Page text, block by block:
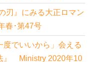
刃』にみる大正ロマン
春･第47号
でいいから」会える
』 Ministry 2020年10